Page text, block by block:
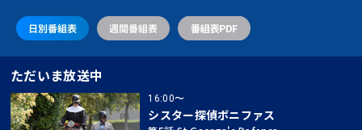
ただいま放送中
16:00〜
シスター探偵ボニファス